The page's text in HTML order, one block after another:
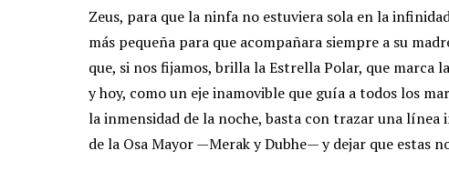
Zeus, para que la ninfa no estuviera sola en la
más pequeña para que acompañara siempre a su
que, si nos fijamos, brilla la Estrella Polar, que marca
y hoy, como un eje inamovible que guía a todos los
la inmensidad de la noche, basta con trazar una
de la Osa Mayor —Merak y Dubhe— y dejar que estas